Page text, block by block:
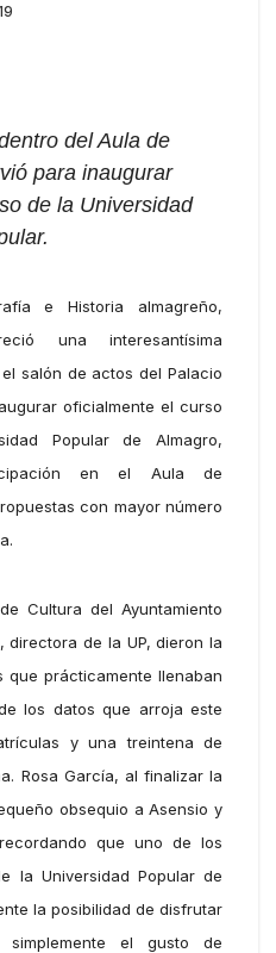
del Aula de
para inaugurar
de la Universidad
e Historia almagreño,
una interesantísima
salón de actos del Palacio
oficialmente el curso
Popular de Almagro,
en el Aula de
con mayor número
Cultura del Ayuntamiento
directora de la UP, dieron la
que prácticamente llenaban
los datos que arroja este
y una treintena de
Rosa García, al finalizar la
obsequio a Asensio y
que uno de los
la Universidad Popular de
la posibilidad de disfrutar
simplemente el gusto de